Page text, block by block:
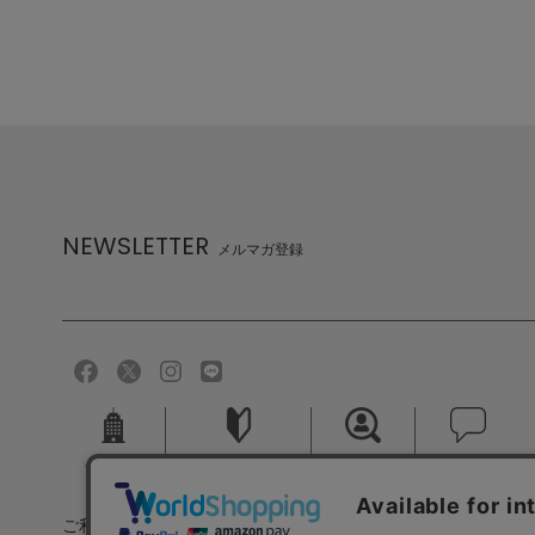
NEWSLETTER メルマガ登録
会社概要 ご利用ガイド 採用情報 お問い合せ
ご利用規約 個人情報保護方針